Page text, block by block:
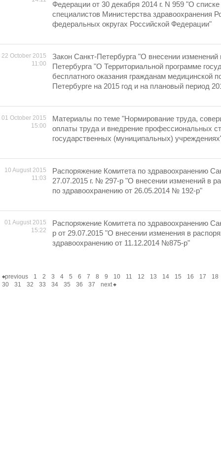
Федерации от 30 декабря 2014 г. N 959 "О
специалистов Министерства здравоохранения
федеральных округах Российской Федерации"
22 October 2015
11:00
Закон Санкт-Петербурга "О внесении изменений
Петербурга "О Территориальной программе
бесплатного оказания гражданам медицинской
Петербурге на 2015 год и на плановый период
01 October 2015
15:00
Материалы по теме "Нормирование труда,
оплаты труда и внедрение профессиональных
государственных (муниципальных)
10 August 2015
11:03
Распоряжение Комитета по здравоохранению
27.07.2015 г. № 297-р "О внесении изменений в
по здравоохранению от 26.05.2014 № 192-р"
01 August 2015
15:22
Распоряжение Комитета по здравоохранению
р от 29.07.2015 "О внесении изменения в
здравоохранению от 11.12.2014 №875-р"
previous 1 2 3 4 5 6 7 8 9 10 11 12 13 14 15 16 17
18
30
31 32 33 34 35 36 37 next